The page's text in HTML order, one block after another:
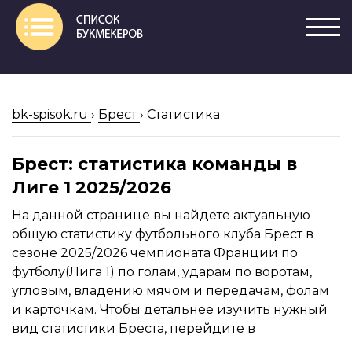
bk-spisok.ru › Брест › Статистика
Брест: статистика команды в
Лиге 1 2025/2026
На данной странице вы найдете актуальную
общую статистику футбольного клуба Брест в
сезоне 2025/2026 чемпионата Франции по
футболу(Лига 1) по голам, ударам по воротам,
угловым, владению мячом и передачам, фолам
и карточкам. Чтобы детальнее изучить нужный
вид статистики Бреста, перейдите в